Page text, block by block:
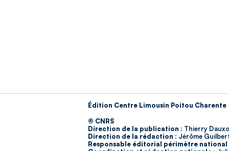
Édition Centre Limousin Poitou Charente
© CNRS
Direction de la publication : Thierry
Direction de la rédaction : Jérôme
Responsable éditorial périmètre national